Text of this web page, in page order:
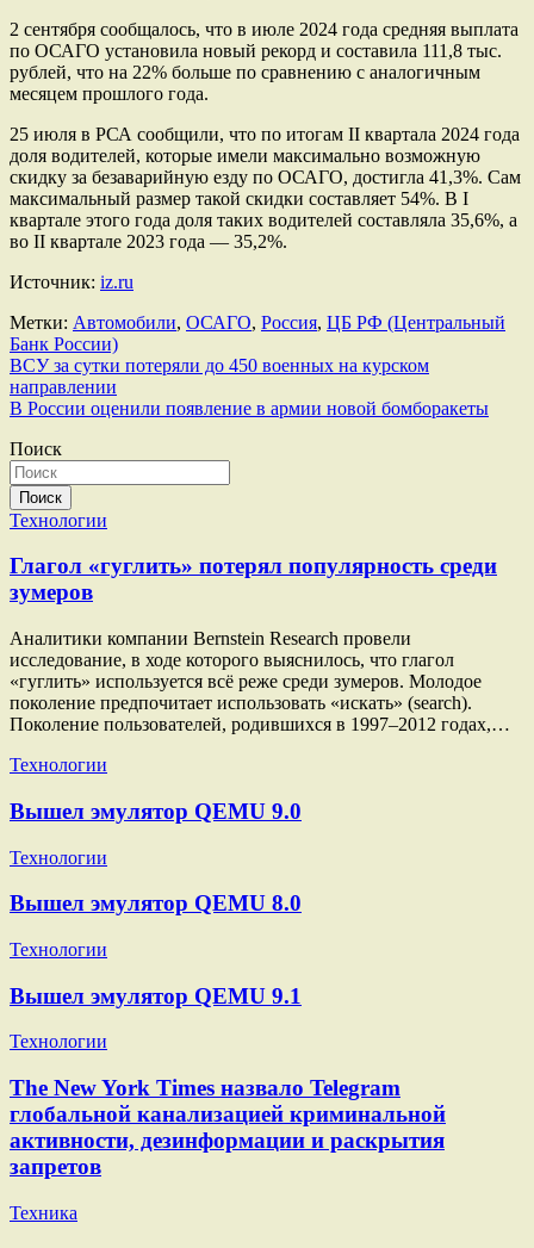
2 сентября сообщалось, что в июле 2024 года средняя выплата
по ОСАГО установила новый рекорд и составила 111,8 тыс.
рублей, что на 22% больше по сравнению с аналогичным
месяцем прошлого года.
25 июля в РСА сообщили, что по итогам II квартала 2024 года
доля водителей, которые имели максимально возможную
скидку за безаварийную езду по ОСАГО, достигла 41,3%. Сам
максимальный размер такой скидки составляет 54%. В I
квартале этого года доля таких водителей составляла 35,6%, а
во II квартале 2023 года — 35,2%.
Источник: iz.ru
Метки: Автомобили, ОСАГО, Россия, ЦБ РФ (Центральный
Банк России)
Навигация
по
ВСУ за сутки потеряли до 450 военных на курском
направлении
В России оценили появление в армии новой бомборакеты
Поиск
Поиск
Технологии
Глагол «гуглить» потерял популярность среди
зумеров
Аналитики компании Bernstein Research провели
исследование, в ходе которого выяснилось, что глагол
«гуглить» используется всё реже среди зумеров. Молодое
поколение предпочитает использовать «искать» (search).
Поколение пользователей, родившихся в 1997–2012 годах,…
Технологии
Вышел эмулятор QEMU 9.0
Технологии
Вышел эмулятор QEMU 8.0
Технологии
Вышел эмулятор QEMU 9.1
Технологии
The New York Times назвало Telegram
глобальной канализацией криминальной
активности, дезинформации и раскрытия
запретов
Техника